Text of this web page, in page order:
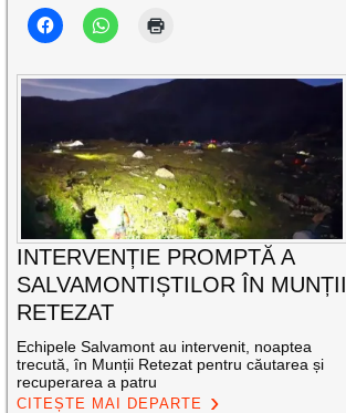
INTERVENȚIE PROMPTĂ A
SALVAMONTIȘTILOR ÎN MUNȚII
RETEZAT
Echipele Salvamont au intervenit, noaptea
trecută, în Munții Retezat pentru căutarea și
recuperarea a patru
CITEȘTE MAI DEPARTE